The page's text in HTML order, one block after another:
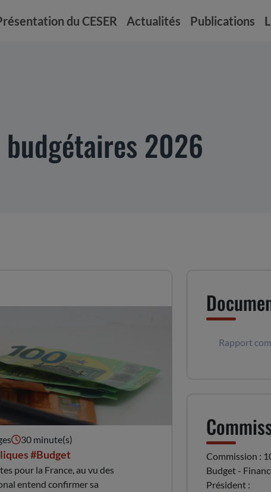
du CESER Actualités Publications
2026
2026
30 minute(s)
#Budget
pour la France, au vu des
entend confirmer sa
Rapport
Commission :
Budget -
Président :